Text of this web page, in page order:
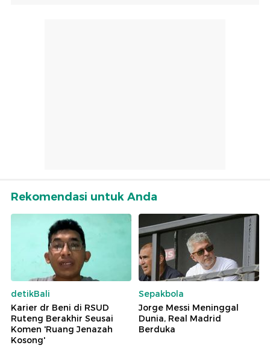
Rekomendasi untuk Anda
detikBali
Karier dr Beni di RSUD
Ruteng Berakhir Seusai
Komen 'Ruang Jenazah
Kosong'
Sepakbola
Jorge Messi Meninggal
Dunia, Real Madrid
Berduka